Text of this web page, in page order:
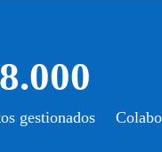
gestionados